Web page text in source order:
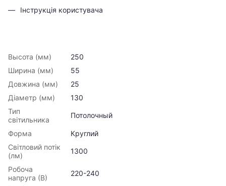
Інструкція користувача
Высота (мм)
250
Ширина (мм)
55
Довжина (мм)
25
Діаметр (мм)
130
Тип
світильника
Потолочный
Форма
Круглий
Світловий потік
(лм)
1300
Робоча
напруга (В)
220-240